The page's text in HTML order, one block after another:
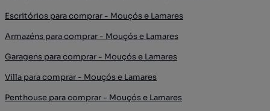
Escritórios para comprar - Mouçós e Lamares
Armazéns para comprar - Mouçós e Lamares
Garagens para comprar - Mouçós e Lamares
Villa para comprar - Mouçós e Lamares
Penthouse para comprar - Mouçós e Lamares